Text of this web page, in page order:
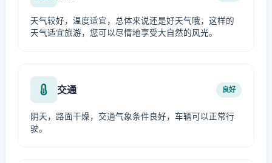
天气较好，温度适宜，总体来说还是好天气哦，这样的
天气适宜旅游，您可以尽情地享受大自然的风光。
交通 良好
阴天，路面干燥，交通气象条件良好，车辆可以正常行
驶。